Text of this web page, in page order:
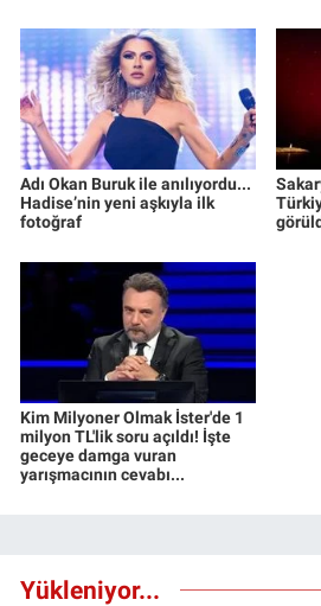
Adı Okan Buruk ile anılıyordu...
Hadise’nin yeni aşkıyla ilk
fotoğraf
Kim Milyoner Olmak İster'de 1
milyon TL'lik soru açıldı! İşte
geceye damga vuran
yarışmacının cevabı...
Yükleniyor...